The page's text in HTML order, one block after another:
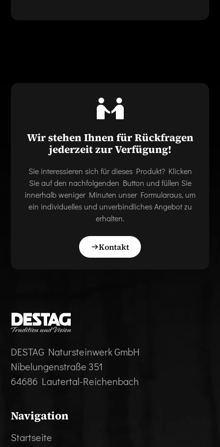
Wir stehen Ihnen für Rückfragen
jederzeit zur Verfügung!
Sie interessieren sich für dieses Produkt? Klicken
Sie auf den nachfolgenden Button und füllen Sie
innerhalb weniger Minuten unser Formularaus, um
ein individuelles und unverbindliches Angebot zu
erhalten.
Kontakt
DESTAG Natursteinwerk GmbH
Nibelungenstraße 351
64686 Lautertal-Reichenbach
Navigation
Startseite